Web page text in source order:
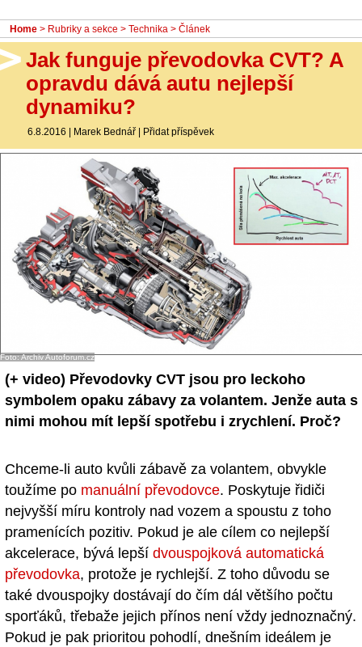
Home > Rubriky a sekce > Technika > Článek
Jak funguje převodovka CVT? A
opravdu dává autu nejlepší
dynamiku?
6.8.2016 | Marek Bednář | Přidat příspěvek
Foto: Archiv Autoforum.cz
(+ video) Převodovky CVT jsou pro leckoho
symbolem opaku zábavy za volantem. Jenže auta s
nimi mohou mít lepší spotřebu i zrychlení. Proč?
Chceme-li auto kvůli zábavě za volantem, obvykle
toužíme po manuální převodovce. Poskytuje řidiči
nejvyšší míru kontroly nad vozem a spoustu z toho
pramenících pozitiv. Pokud je ale cílem co nejlepší
akcelerace, bývá lepší dvouspojková automatická
převodovka, protože je rychlejší. Z toho důvodu se
také dvouspojky dostávají do čím dál většího počtu
sporťáků, třebaže jejich přínos není vždy jednoznačný.
Pokud je pak prioritou pohodlí, dnešním ideálem je